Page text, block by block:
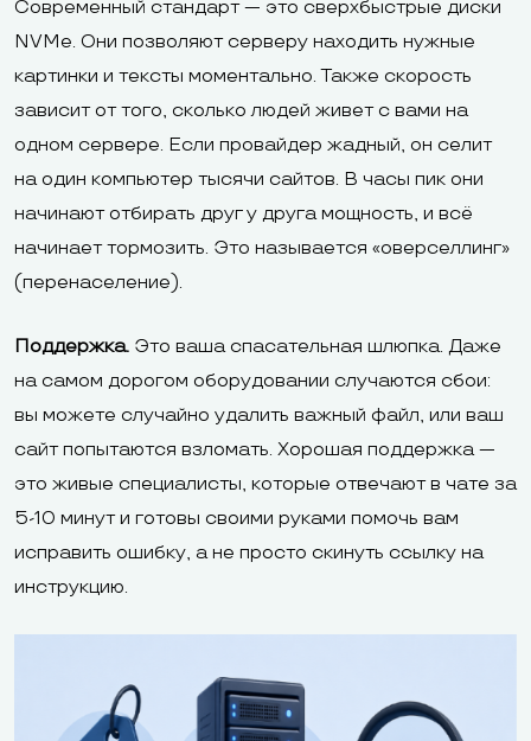
Современный стандарт — это сверхбыстрые диски
NVMe. Они позволяют серверу находить нужные
картинки и тексты моментально. Также скорость
зависит от того, сколько людей живет с вами на
одном сервере. Если провайдер жадный, он селит
на один компьютер тысячи сайтов. В часы пик они
начинают отбирать друг у друга мощность, и всё
начинает тормозить. Это называется «оверселлинг»
(перенаселение).
Поддержка. Это ваша спасательная шлюпка. Даже
на самом дорогом оборудовании случаются сбои:
вы можете случайно удалить важный файл, или ваш
сайт попытаются взломать. Хорошая поддержка —
это живые специалисты, которые отвечают в чате за
5-10 минут и готовы своими руками помочь вам
исправить ошибку, а не просто скинуть ссылку на
инструкцию.